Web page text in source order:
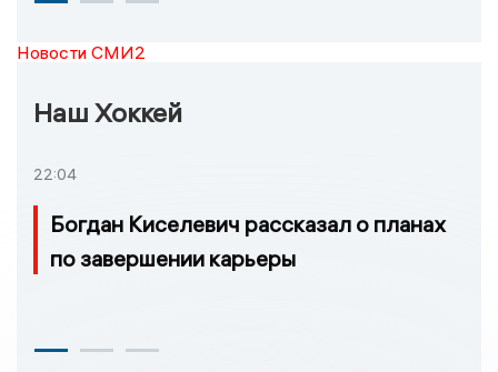
Новости СМИ2
Наш Хоккей
22:04
Богдан Киселевич рассказал о планах
по завершении карьеры